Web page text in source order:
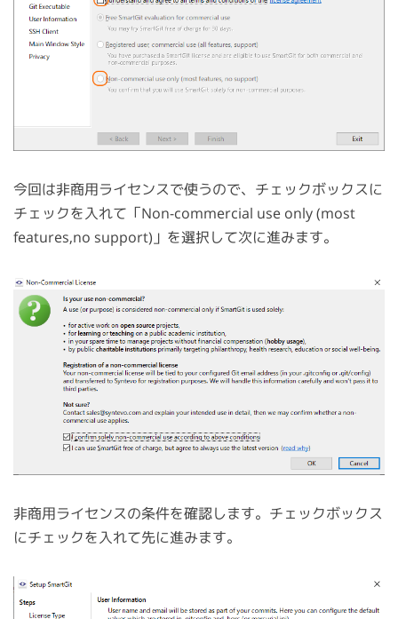
今回は非商用ライセンスで使うので、チェックボックスに
チェックを入れて「Non-commercial use only (most
features,no support)」を選択して次に進みます。
非商用ライセンスの条件を確認します。チェックボックス
にチェックを入れて先に進みます。